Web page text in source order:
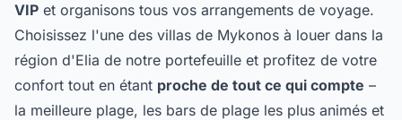
VIP et organisons tous vos arrangements de voyage.
Choisissez l'une des villas de Mykonos à louer dans la
région d'Elia de notre portefeuille et profitez de votre
confort tout en étant proche de tout ce qui compte –
la meilleure plage, les bars de plage les plus animés et